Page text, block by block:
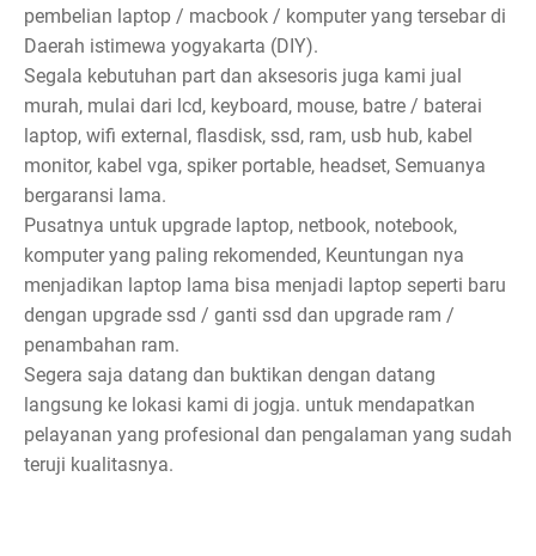
pembelian laptop / macbook / komputer yang tersebar di
Daerah istimewa yogyakarta (DIY).
Segala kebutuhan part dan aksesoris juga kami jual
murah, mulai dari lcd, keyboard, mouse, batre / baterai
laptop, wifi external, flasdisk, ssd, ram, usb hub, kabel
monitor, kabel vga, spiker portable, headset, Semuanya
bergaransi lama.
Pusatnya untuk upgrade laptop, netbook, notebook,
komputer yang paling rekomended, Keuntungan nya
menjadikan laptop lama bisa menjadi laptop seperti baru
dengan upgrade ssd / ganti ssd dan upgrade ram /
penambahan ram.
Segera saja datang dan buktikan dengan datang
langsung ke lokasi kami di jogja. untuk mendapatkan
pelayanan yang profesional dan pengalaman yang sudah
teruji kualitasnya.